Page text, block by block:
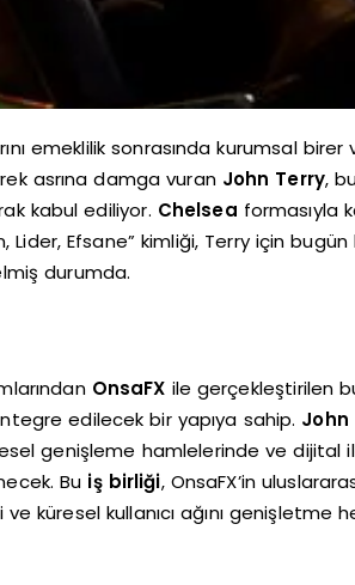
emeklilik sonrasında kurumsal birer
asrına damga vuran John Terry,
kabul ediliyor. Chelsea formasıyla
Efsane” kimliği, Terry için bugün
durumda.
OnsaFX ile gerçekleştirilen
edilecek bir yapıya sahip. John
genişleme hamlelerinde ve dijital
Bu iş birliği, OnsaFX’in
küresel kullanıcı ağını genişletme